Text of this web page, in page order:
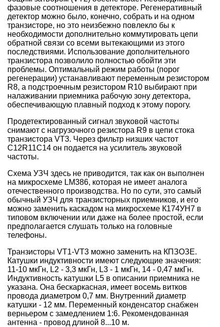
фазовые соотношения в детекторе. Регенеративный
детектор можно было, конечно, собрать и на одном
транзисторе, но это неизбежно повлекло бы к
необходимости дополнительно коммутировать цепи
обратной связи со всеми вытекающими из этого
последствиями. Использование дополнительного
транзистора позволило полностью обойти эти
проблемы. Оптимальный режим работы (порог
регенерации) устанавливают переменным резистором
R8, а подстроечным резистором R10 выбирают при
налаживании приемника рабочую зону детектора,
обеспечивающую плавный подход к этому порогу.
Продетектированный сигнал звуковой частоты
снимают с нагрузочного резистора R9 в цепи стока
транзистора VT3. Через фильтр низших частот
C12R11С14 он подается на усилитель звуковой
частоты.
Схема УЗЧ здесь не приводится, так как он выполнен
на микросхеме LM386, которая не имеет аналога
отечественного производства. Но по сути, это самый
обычный УЗЧ для транзисторных приемников, и его
можно заменить каскадом на микросхеме К174УН7 в
типовом включении или даже на более простой, если
предполагается слушать только на головные
телефоны.
Транзисторы VT1-VT3 можно заменить на КПЗОЗЕ.
Катушки индуктивности имеют следующие значения:
11-10 мкГн, L2 - 3,3 мкГн, L3 - 1 мкГн, 14 - 0,47 мкГн.
Индуктивность катушки L5 в описании приемника не
указана. Она бескаркасная, имеет восемь витков
провода диаметром 0,7 мм. Внутренний диаметр
катушки - 12 мм. Переменный конденсатор снабжен
верньером с замедлением 1:6. Рекомендованная
антенна - провод длиной 8...10 м.